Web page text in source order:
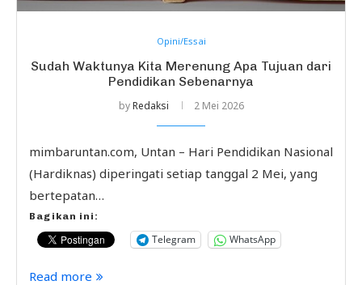
Opini/Essai
Sudah Waktunya Kita Merenung Apa Tujuan dari
Pendidikan Sebenarnya
byRedaksi 2 Mei 2026
mimbaruntan.com, Untan – Hari Pendidikan Nasional
(Hardiknas) diperingati setiap tanggal 2 Mei, yang
bertepatan…
Bagikan ini:
Telegram WhatsApp
Read more